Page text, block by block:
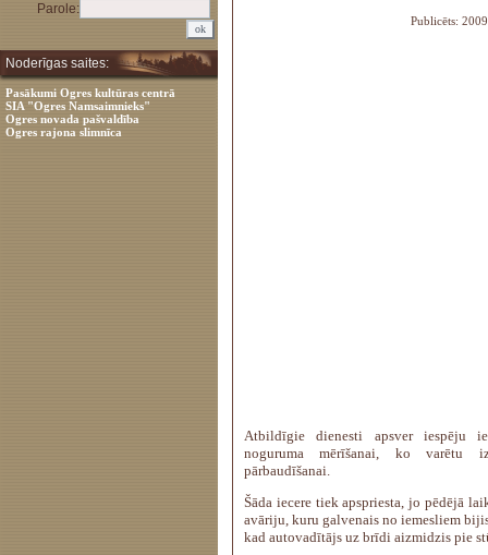
Parole:
Noderīgas saites:
Pasākumi Ogres kultūras centrā
SIA "Ogres Namsaimnieks"
Ogres novada pašvaldība
Ogres rajona slimnīca
Publicēts:
Atbildīgie dienesti apsver iespēju
noguruma mērīšanai, ko varētu
pārbaudīšanai.
Šāda iecere tiek apspriesta, jo pēdējā
avāriju, kuru galvenais no iemesliem
kad autovadītājs uz brīdi aizmidzis pie